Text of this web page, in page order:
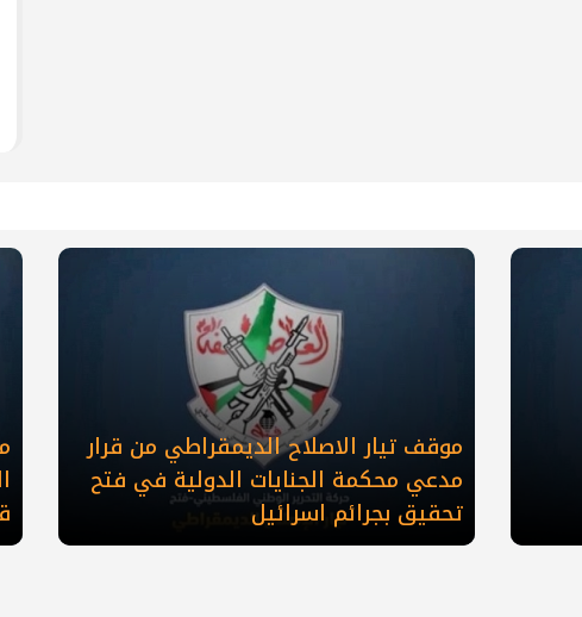
موقف تيار الاصلاح الديمقراطي من قرار
مدعي محكمة الجنايات الدولية في فتح
تحقيق بجرائم اسرائيل